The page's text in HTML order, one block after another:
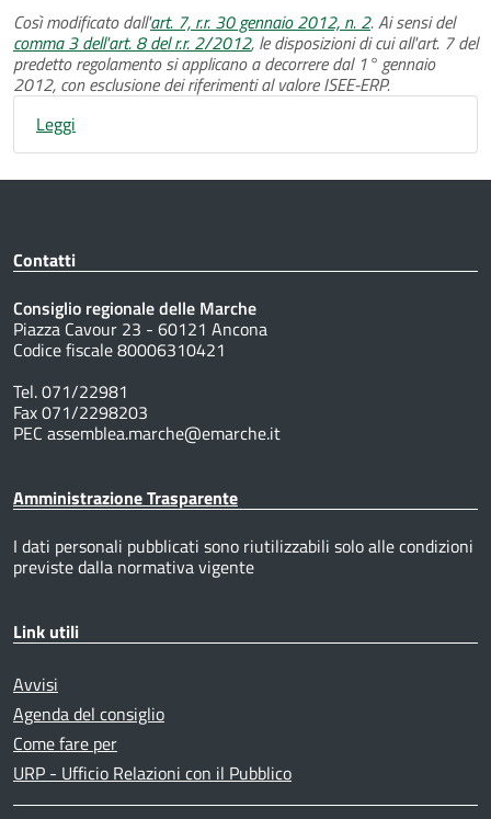
Così modificato dall'art. 7, r.r. 30 gennaio 2012, n. 2. Ai sensi del
comma 3 dell'art. 8 del r.r. 2/2012, le disposizioni di cui all'art. 7 del
predetto regolamento si applicano a decorrere dal 1° gennaio
2012, con esclusione dei riferimenti al valore ISEE-ERP.
Leggi
Contatti
Consiglio regionale delle Marche
Piazza Cavour 23 - 60121 Ancona
Codice fiscale 80006310421
Tel. 071/22981
Fax 071/2298203
PEC assemblea.marche@emarche.it
Amministrazione Trasparente
I dati personali pubblicati sono riutilizzabili solo alle condizioni
previste dalla normativa vigente
Link utili
Avvisi
Agenda del consiglio
Come fare per
URP - Ufficio Relazioni con il Pubblico